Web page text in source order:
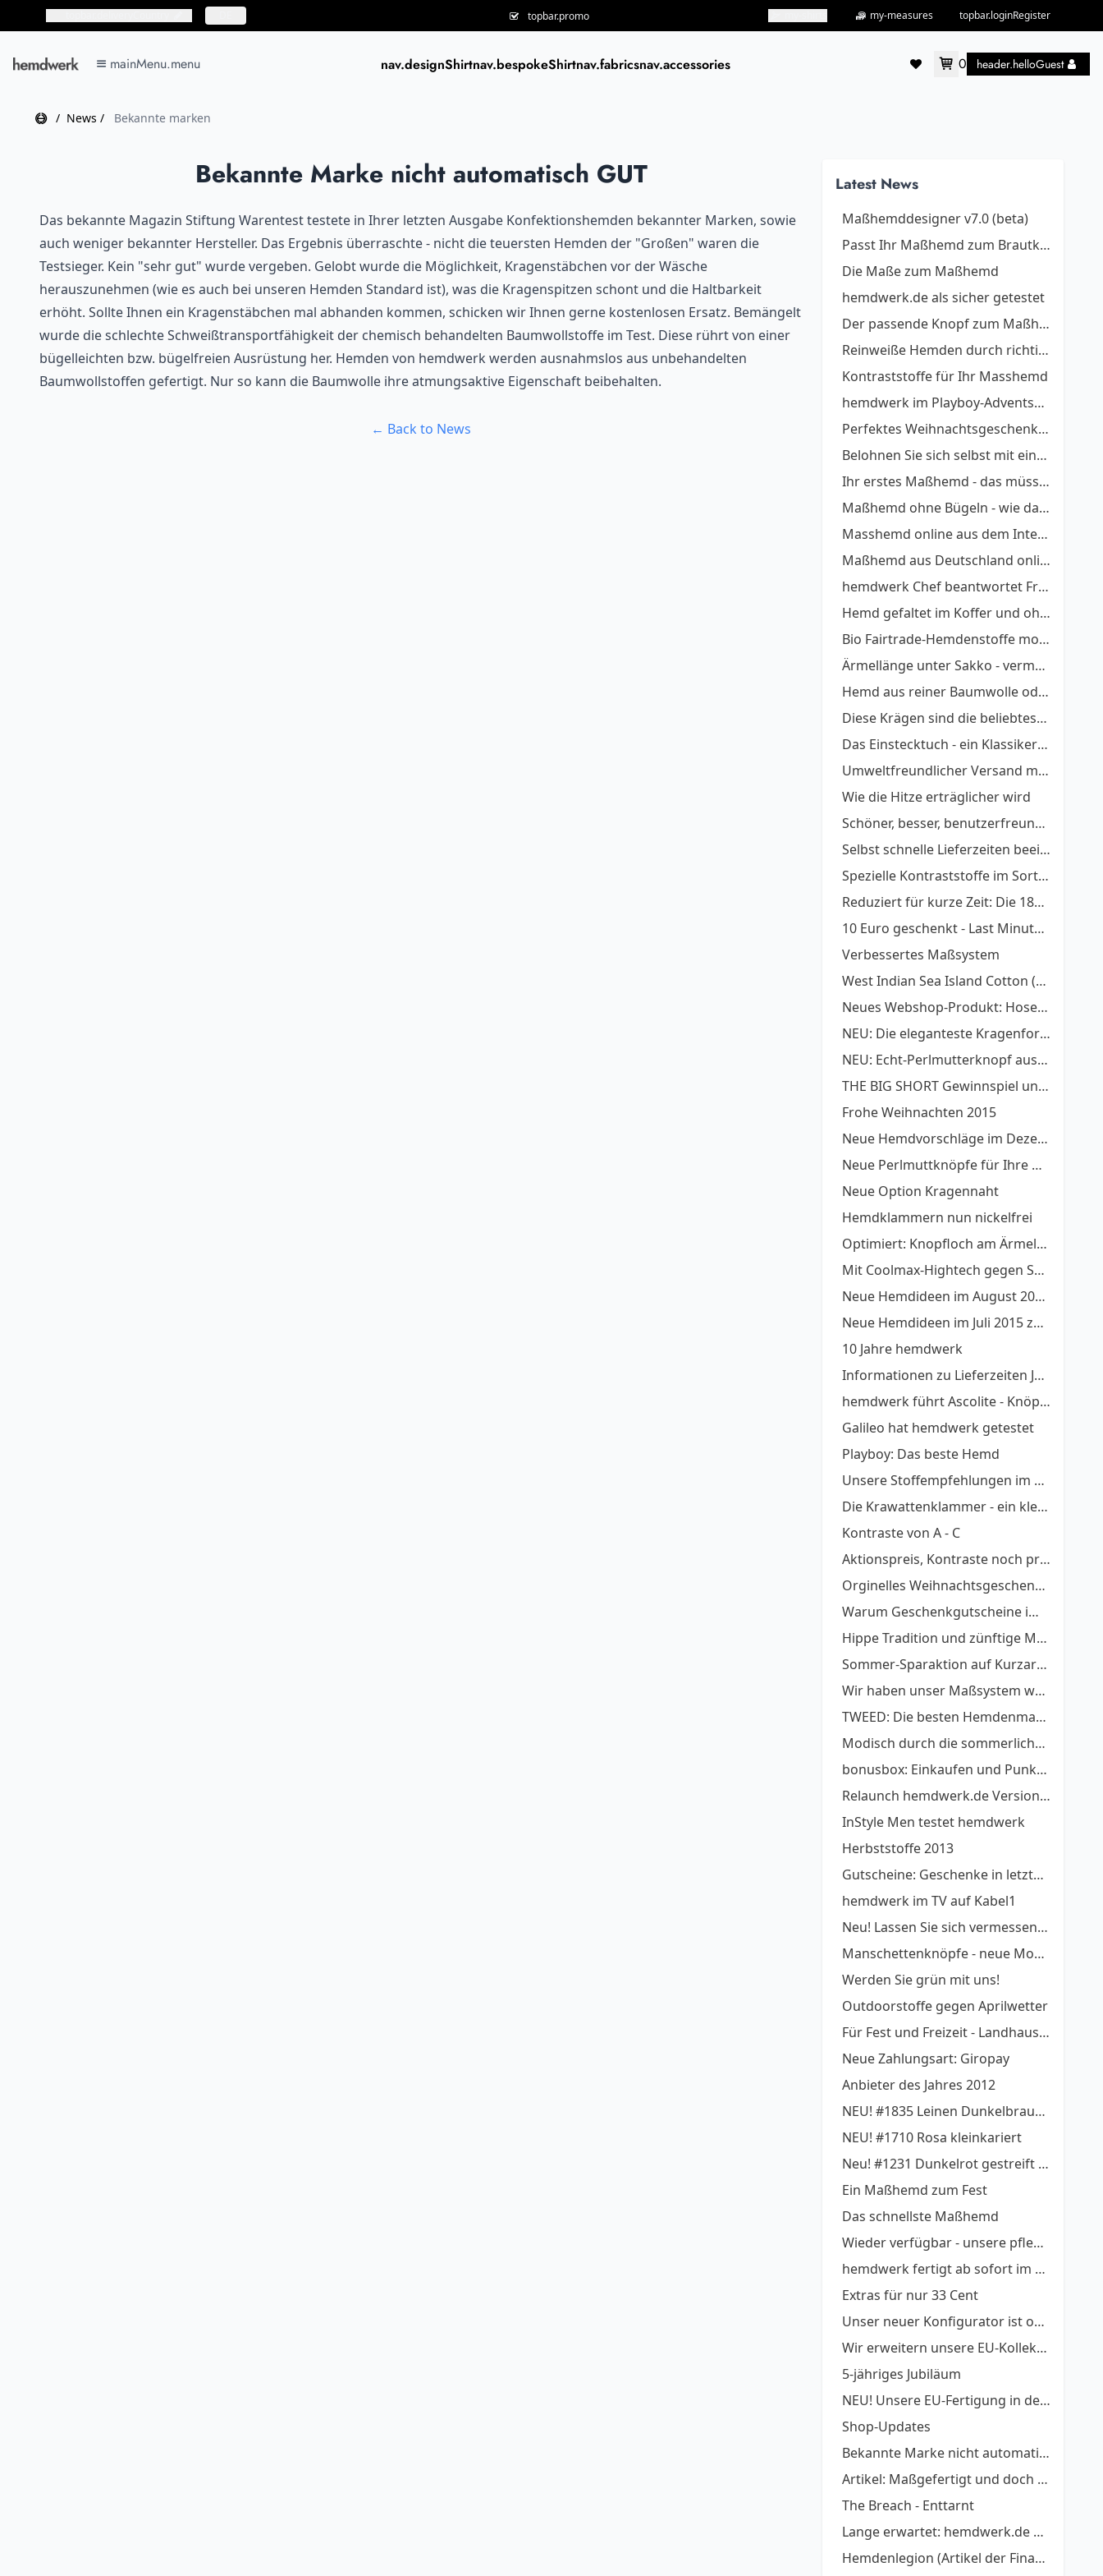
topbar.promo my-measures topbar.loginRegister
mainMenu.menu
mainMenu.menu nav.designShirtnav.bespokeShirtnav.fabricsnav.accessories accountMenu.wishlist
0 header.helloGuest
Home
/ News / Bekannte marken
Bekannte Marke nicht automatisch GUT
Das bekannte Magazin Stiftung Warentest testete in Ihrer letzten Ausgabe Konfektionshemden bekannter Marken, sowie
auch weniger bekannter Hersteller. Das Ergebnis überraschte - nicht die teuersten Hemden der "Großen" waren die
Testsieger. Kein "sehr gut" wurde vergeben. Gelobt wurde die Möglichkeit, Kragenstäbchen vor der Wäsche
herauszunehmen (wie es auch bei unseren Hemden Standard ist), was die Kragenspitzen schont und die Haltbarkeit
erhöht. Sollte Ihnen ein Kragenstäbchen mal abhanden kommen, schicken wir Ihnen gerne kostenlosen Ersatz. Bemängelt
wurde die schlechte Schweißtransportfähigkeit der chemisch behandelten Baumwollstoffe im Test. Diese rührt von einer
bügelleichten bzw. bügelfreien Ausrüstung her. Hemden von hemdwerk werden ausnahmslos aus unbehandelten
Baumwollstoffen gefertigt. Nur so kann die Baumwolle ihre atmungsaktive Eigenschaft beibehalten.
← Back to News
Latest News
Maßhemddesigner v7.0 (beta)
Passt Ihr Maßhemd zum Brautkleid?
Die Maße zum Maßhemd
hemdwerk.de als sicher getestet
Der passende Knopf zum Maßhemd
Reinweiße Hemden durch richtiges Waschen
Kontraststoffe für Ihr Masshemd
hemdwerk im Playboy-Adventskalender
Perfektes Weihnachtsgeschenk: Maßhemd verschenken, so geht´s.
Belohnen Sie sich selbst mit einem Maßhemd
Ihr erstes Maßhemd - das müssen Sie beachten
Maßhemd ohne Bügeln - wie das möglich wird
Masshemd online aus dem Internet bestellen
Maßhemd aus Deutschland online kaufen
hemdwerk Chef beantwortet Fragen - ein Interview
Hemd gefaltet im Koffer und ohne bügeln anziehen - So geht´s
Bio Fairtrade-Hemdenstoffe modisch
Ärmellänge unter Sakko - vermeiden Sie diese Fehler
Hemd aus reiner Baumwolle oder Kunstfaser?
Diese Krägen sind die beliebtesten
Das Einstecktuch - ein Klassiker wieder voll im Trend
Umweltfreundlicher Versand mit DHL GoGreen
Wie die Hitze erträglicher wird
Schöner, besser, benutzerfreundlicher!
Selbst schnelle Lieferzeiten beeinflussen
Spezielle Kontraststoffe im Sortiment
Reduziert für kurze Zeit: Die 1800er- und 1900er- Stoffserien
10 Euro geschenkt - Last Minute Geschenke
Verbessertes Maßsystem
West Indian Sea Island Cotton (WISICA)
Neues Webshop-Produkt: Hosenträger zum Hemd
NEU: Die eleganteste Kragenform: Piccadilly-Kragen
NEU: Echt-Perlmutterknopf aus Naturmuschel
THE BIG SHORT Gewinnspiel und Style Guide
Frohe Weihnachten 2015
Neue Hemdvorschläge im Dezember
Neue Perlmuttknöpfe für Ihre Hemden auf Maß
Neue Option Kragennaht
Hemdklammern nun nickelfrei
Optimiert: Knopfloch am Ärmelschlitz nun quer
Mit Coolmax-Hightech gegen Sommerhitze
Neue Hemdideen im August 2015 als Anregung oder zum direkt Übernehmen
Neue Hemdideen im Juli 2015 zum Nachdesignen
10 Jahre hemdwerk
Informationen zu Lieferzeiten Juli-August 2015
hemdwerk führt Ascolite - Knöpfe auf Stiel ein
Galileo hat hemdwerk getestet
Playboy: Das beste Hemd
Unsere Stoffempfehlungen im Februar
Die Krawattenklammer - ein kleines schmuckes Helferlein
Kontraste von A - C
Aktionspreis, Kontraste noch preiswerter!
Orginelles Weihnachtsgeschenk - ein Maßhemd zum Fest
Warum Geschenkgutscheine immer eine gute Idee sind
Hippe Tradition und zünftige Moderne
Sommer-Sparaktion auf Kurzarmhemden!
Wir haben unser Maßsystem weiter optimiert
TWEED: Die besten Hemdenmacher
Modisch durch die sommerliche Bürohitze
bonusbox: Einkaufen und Punkte sammeln
Relaunch hemdwerk.de Version 6.0 ist online
InStyle Men testet hemdwerk
Herbststoffe 2013
Gutscheine: Geschenke in letzter Minute
hemdwerk im TV auf Kabel1
Neu! Lassen Sie sich vermessen - von UPcload!
Manschettenknöpfe - neue Modelle
Werden Sie grün mit uns!
Outdoorstoffe gegen Aprilwetter
Für Fest und Freizeit - Landhausstyle!
Neue Zahlungsart: Giropay
Anbieter des Jahres 2012
NEU! #1835 Leinen Dunkelbraun gestreift
NEU! #1710 Rosa kleinkariert
Neu! #1231 Dunkelrot gestreift bügelfrei
Ein Maßhemd zum Fest
Das schnellste Maßhemd
Wieder verfügbar - unsere pflegeleichten Twills
hemdwerk fertigt ab sofort im Nachbarland
Extras für nur 33 Cent
Unser neuer Konfigurator ist online
Wir erweitern unsere EU-Kollektion
5-jähriges Jubiläum
NEU! Unsere EU-Fertigung in der OPEN BETA!
Shop-Updates
Bekannte Marke nicht automatisch GUT
Artikel: Maßgefertigt und doch günstig
The Breach - Enttarnt
Lange erwartet: hemdwerk.de Version 3.0 ist online
Hemdenlegion (Artikel der Financial Times Deutschl